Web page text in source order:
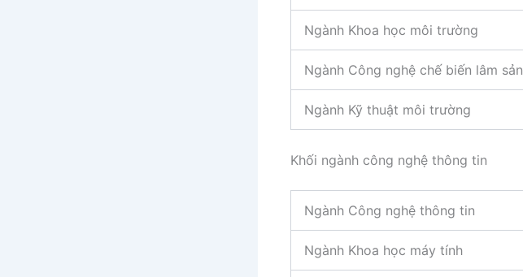
Ngành Khoa học môi trường
Ngành Công nghệ chế biến lâm sản
Ngành Kỹ thuật môi trường
Khối ngành công nghệ thông tin
Ngành Công nghệ thông tin
Ngành Khoa học máy tính